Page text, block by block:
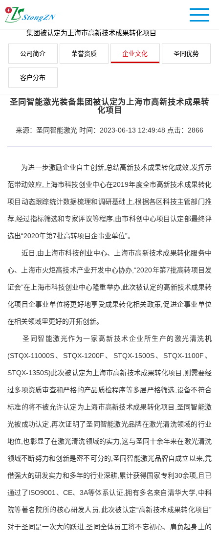
集团被认定为上海市高新技术成果转化项目
公司简介 荣誉资质 企业文化 圣同优势
客户分布
圣同智能激光装备集团被认定为上海市高新技术成果转
化项目
来源：圣同智能激光 时间：2023-06-13 12:49:48 点击：2866
为进一步激励企业自主创新,总结高新技术成果转化成效,发挥示
范带动效应,上海市科技创业中心在2019年度全市高新技术成果转化
项目动态跟踪统计数据梳理和调研基础上,根据各区科技主管部门推
荐,经过指标筛选和专家评议等程序,由市科创中心项目认定部最终评
选出“2020年第7批高转项目企事业单位”。
近日,由上海市科技创业中心、上海市高新技术成果转化服务中
心、上海市火炬高技术产业开发中心协办,“2020年第7批高转项目发
证会”在上海市科技创业中心隆重举办,此次被认定的高新技术成果转
化项目企事业单位将更好地享受成果转化相关政策,促进企事业单位
在相关领域里更好的开拓创新。
圣同智能激光作为一家高新技术企业所生产的激光清洗机
(STQX-11000S、STQX-1200F、STQX-1500S、STQX-1100F、
STQX-1350S)此次被认定为上海市高新技术成果转化项目,则需要经
过多项资质审查和严格的产品质检程序等多层严格筛选,设备不符合
标准的将不被允许认定为上海市高新技术成果转化项目,圣同智能激
光被成功认定,再次证明了圣同智能激光品牌在激光清洗领域的行业
地位,也彰显了在激光清洗领域的实力,这与圣同十余年来在激光清洗
领域不断努力和创新是密不可分的,圣同智能激光品牌自成立以来,凭
借强大的研发实力和多年的行业深耕,累计获得国家专利30余项,且已
通过了ISO9001、CE、3A等体系认证,拥有多名来自清华大学,中科
院等著名院所的核心研发人员,此次被认定“高新技术成果转化项目”
对于圣同是一次大的跃进,圣同全体员工将不忘初心、肩负起身上的